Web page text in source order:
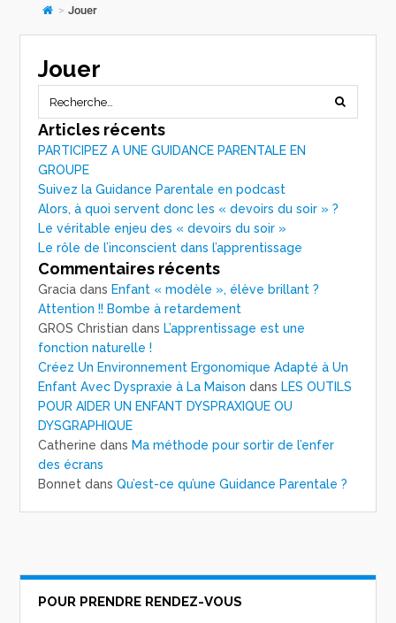
> Jouer
Jouer
Articles récents
PARTICIPEZ A UNE GUIDANCE PARENTALE EN
GROUPE
Suivez la Guidance Parentale en podcast
Alors, à quoi servent donc les « devoirs du soir » ?
Le véritable enjeu des « devoirs du soir »
Le rôle de l’inconscient dans l’apprentissage
Commentaires récents
Gracia dans Enfant « modèle », élève brillant ?
Attention !! Bombe à retardement
GROS Christian dans L’apprentissage est une
fonction naturelle !
Créez Un Environnement Ergonomique Adapté à Un
Enfant Avec Dyspraxie à La Maison dans LES OUTILS
POUR AIDER UN ENFANT DYSPRAXIQUE OU
DYSGRAPHIQUE
Catherine dans Ma méthode pour sortir de l’enfer
des écrans
Bonnet dansQu’est-ce qu’une Guidance Parentale ?
POUR PRENDRE RENDEZ-VOUS